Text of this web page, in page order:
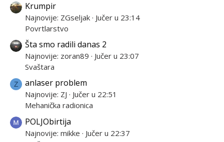
Krumpir
Najnovije: ZGseljak Jučer u 23:14
Povrtlarstvo
Šta smo radili danas 2
Najnovije: zoran89
Jučer u 23:07
Svaštara
Z anlaser problem
Najnovije: ZJ
Jučer u 22:51
Mehanička radionica
POLJObirtija
Najnovije: mikke
Jučer u 22:37